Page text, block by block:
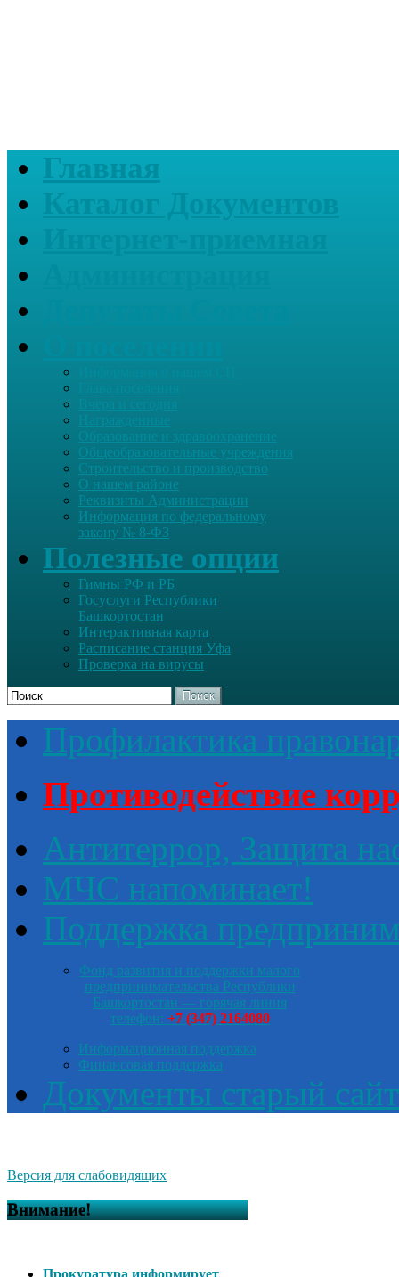
Главная
Награжденные
Образование и здравоохранение
Общеобразовательные учреждения
Строительство и производство
О нашем районе
Реквизиты Администрации
Информация по федеральному
закону № 8-ФЗ
Полезные опции
Гимны РФ и РБ
Госуслуги Республики
Башкортостан
Интерактивная карта
Расписание станция Уфа
Проверка на вирусы
Поиск
Профилактика
Противодействие
Антитеррор, Защита
МЧС напоминает!
Поддержка
Фонд развития и поддержки малого
предпринимательства Республики
Башкортостан — горячая линия
телефон: +7 (347) 2164080
Информационная поддержка
Финансовая поддержка
Документы старый сайт
Версия для слабовидящих
Внимание!